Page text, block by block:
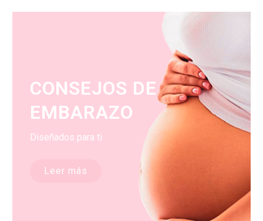
CONSEJOS DE
EMBARAZO
Diseñados para ti
Leer más